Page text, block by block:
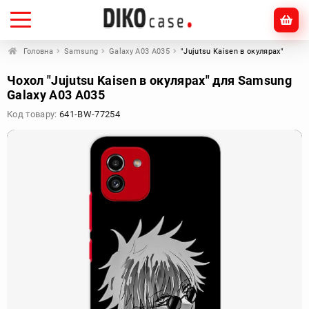
Головна Samsung Galaxy A03 A035 "Jujutsu Kaisen в окулярах"
Чохол "Jujutsu Kaisen в окулярах" для Samsung
Galaxy A03 A035
Код товару: 641-BW-77254